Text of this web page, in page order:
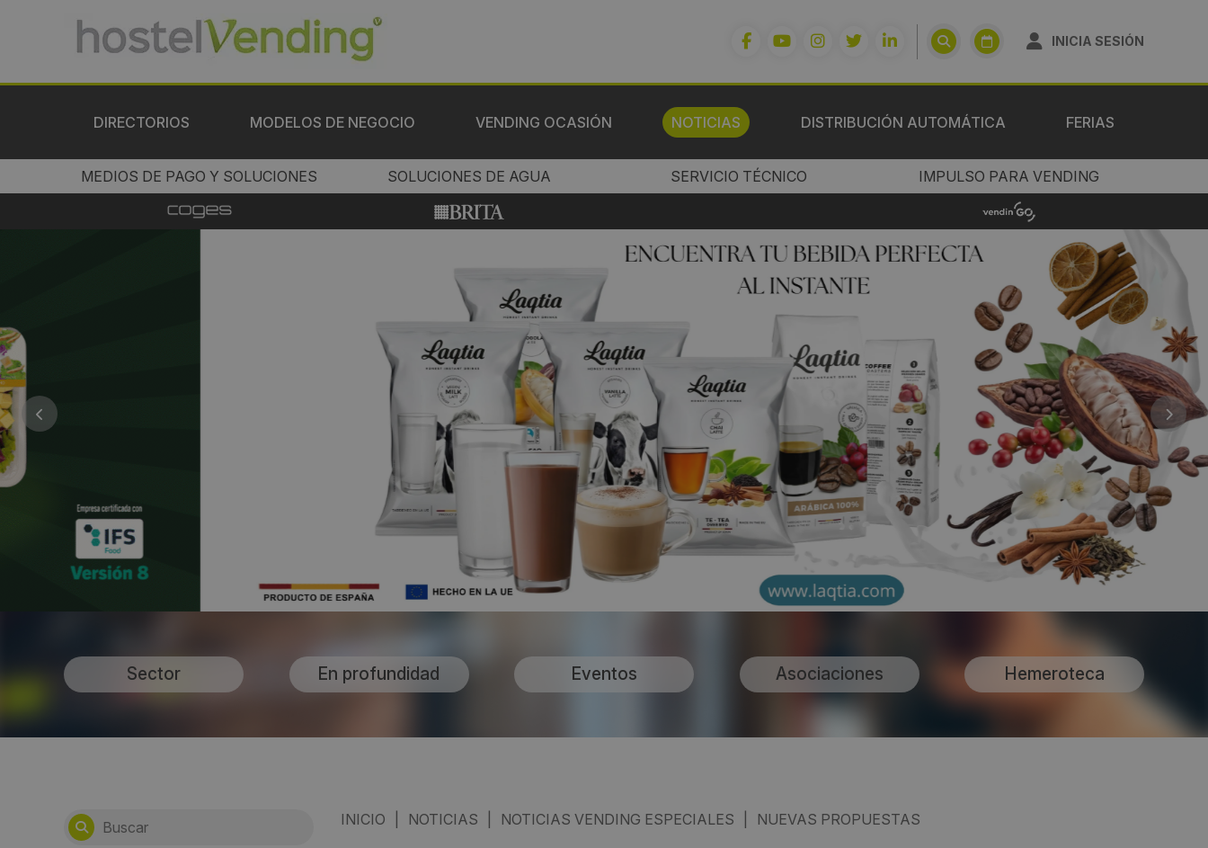
INICIA SESIÓN
DIRECTORIOS MODELOS DE NEGOCIO VENDING OCASIÓN NOTICIAS DISTRIBUCIÓN AUTOMÁTICA FERIAS
MEDIOS DE PAGO Y SOLUCIONES SOLUCIONES DE AGUA SERVICIO TÉCNICO IMPULSO PARA VENDING
Sector En profundidad Eventos Asociaciones Hemeroteca
INICIO NOTICIAS NOTICIAS VENDING ESPECIALES NUEVAS PROPUESTAS